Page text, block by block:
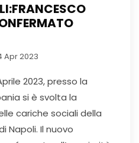
Apr 2023
2023, presso la
si è svolta la
cariche sociali della
Napoli. Il nuovo